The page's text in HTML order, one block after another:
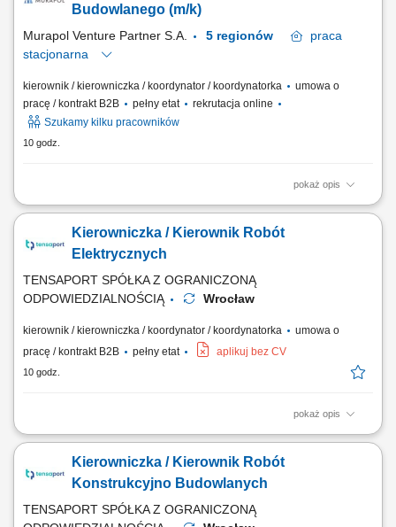
realizacja inwestycji zgodnie z harmonogramem. Egzekwowanie
Budowlanego (m/k)
Murapol Venture Partner S.A.
praca
stacjonarna
kierownik / kierowniczka / koordynator / koordynatorka
umowa o
pracę / kontrakt B2B
pełny etat
rekrutacja online
Szukamy kilku pracowników
10 godz.
pokaż opis
Obowiązki: Koordynowanie całego procesu budowy od przygotowania
negocjowanie umów i warunków współpracy. Kontrola dokumentacji
technicznej, formalnej i prawnej. Opracowanie i kompletowanie
Kierowniczka / Kierownik Robót
Elektrycznych
TENSAPORT SPÓŁKA Z OGRANICZONĄ
ODPOWIEDZIALNOŚCIĄ
Wrocław
kierownik / kierowniczka / koordynator / koordynatorka
umowa o
pracę / kontrakt B2B
pełny etat aplikuj bez CV
10 godz.
pokaż opis
Stanowisko: Kierownik Budowy / Kierowniczka Budowy / Osoba
oraz koordynacja robót elektrycznych i instalacyjnych; Zarządzanie
zespołami własnymi i podwykonawczymi na obiekcie; Weryfikacja
Kierowniczka / Kierownik Robót
Konstrukcyjno Budowlanych
TENSAPORT SPÓŁKA Z OGRANICZONĄ